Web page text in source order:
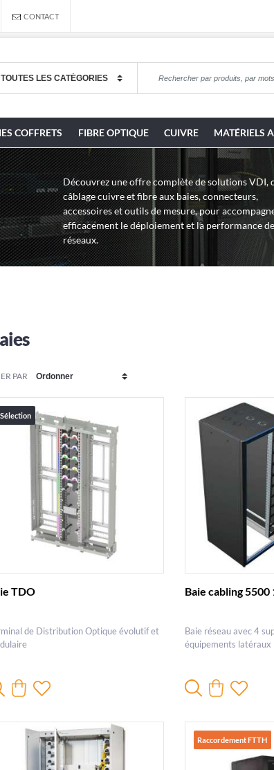
CONTACT
COFFRETS FIBRE OPTIQUE CUIVRE MATÉRIELS
Découvrez une offre complète de solutions VDI,
câblage cuivre et fibre aux baies, connecteurs,
accessoires et outils de mesure, pour
efficacement le déploiement et la performance
réseaux.
PAR
Sélection
TDO
de Distribution Optique évolutif et
Baie cabling 5500
Baie réseau avec 4
équipements latéraux
Raccordement FTTH